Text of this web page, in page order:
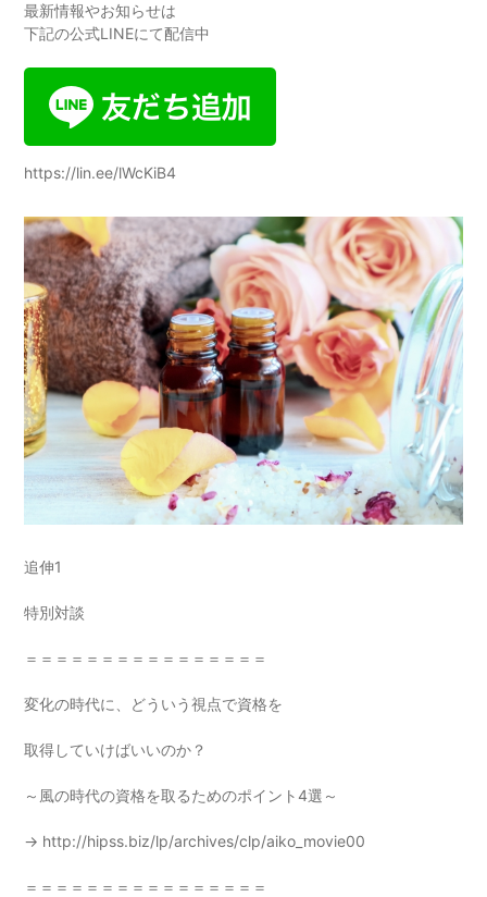
最新情報やお知らせは
下記の公式LINEにて配信中
https://lin.ee/lWcKiB4
追伸1
特別対談
＝＝＝＝＝＝＝＝＝＝＝＝＝＝＝＝
変化の時代に、どういう視点で資格を
取得していけばいいのか？
～風の時代の資格を取るためのポイント4選～
→ http://hipss.biz/lp/archives/clp/aiko_movie00
＝＝＝＝＝＝＝＝＝＝＝＝＝＝＝＝